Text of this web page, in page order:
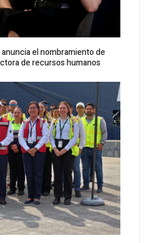
el nombramiento de
de recursos humanos